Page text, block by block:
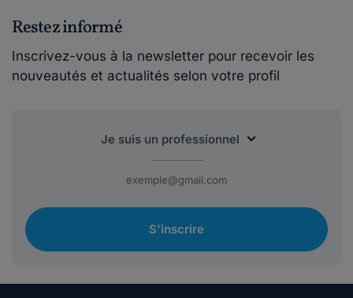
Restez informé
Inscrivez-vous à la newsletter pour recevoir les
nouveautés et actualités selon votre profil
S'inscrire